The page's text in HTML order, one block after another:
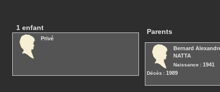
1 enfant
Privé
Parents
Bernard
NATTA
Naissance : 1941
Décès : 1989